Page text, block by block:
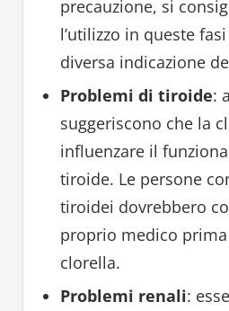
precauzione, si
l’utilizzo in queste
diversa indicazione
Problemi di tiroide:
suggeriscono che la
influenzare il
tiroide. Le persone
tiroidei dovrebbero
proprio medico
clorella.
Problemi renali: